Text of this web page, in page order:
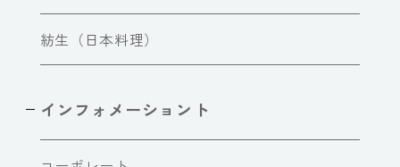
紡生（日本料理）
インフォメーショント